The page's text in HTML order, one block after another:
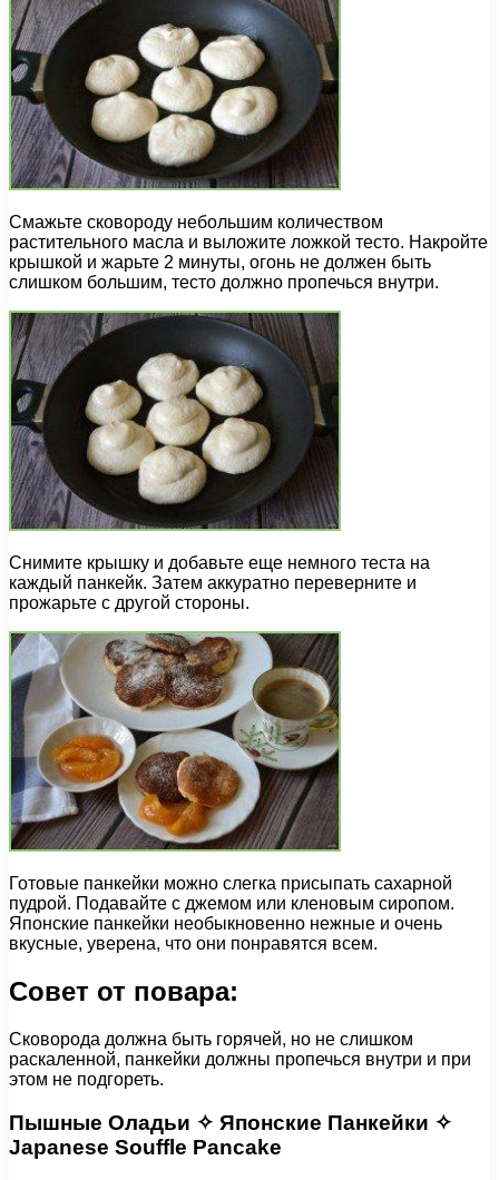
Смажьте сковороду небольшим количеством
растительного масла и выложите ложкой тесто. Накройте
крышкой и жарьте 2 минуты, огонь не должен быть
слишком большим, тесто должно пропечься внутри.
Снимите крышку и добавьте еще немного теста на
каждый панкейк. Затем аккуратно переверните и
прожарьте с другой стороны.
Готовые панкейки можно слегка присыпать сахарной
пудрой. Подавайте с джемом или кленовым сиропом.
Японские панкейки необыкновенно нежные и очень
вкусные, уверена, что они понравятся всем.
Совет от повара:
Сковорода должна быть горячей, но не слишком
раскаленной, панкейки должны пропечься внутри и при
этом не подгореть.
Пышные Оладьи ✧ Японские Панкейки ✧
Japanese Souffle Pancake